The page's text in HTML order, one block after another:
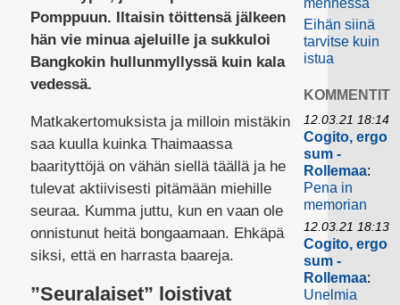
Pomppuun. Iltaisin töittensä jälkeen
hän vie minua ajeluille ja sukkuloi
Bangkokin hullunmyllyssä kuin kala
vedessä.
Matkakertomuksista ja milloin mistäkin
saa kuulla kuinka Thaimaassa
baarityttöjä on vähän siellä täällä ja he
tulevat aktiivisesti pitämään miehille
seuraa. Kumma juttu, kun en vaan ole
onnistunut heitä bongaamaan. Ehkäpä
siksi, että en harrasta baareja.
”Seuralaiset” loistivat
mennessä
Eihän siinä
tarvitse kuin
istua
KOMMENTIT
12.03.21 18:14
Cogito, ergo
sum -
Rollemaa:
Pena in
memorian
12.03.21 18:13
Cogito, ergo
sum -
Rollemaa:
Unelmia